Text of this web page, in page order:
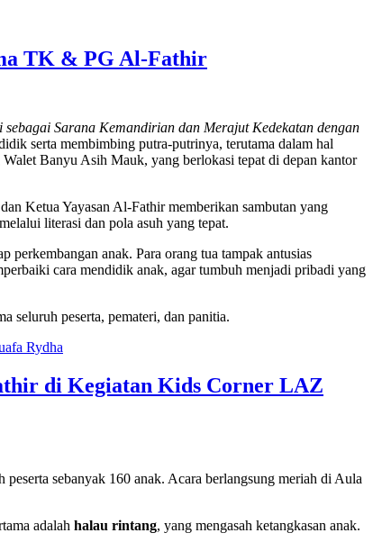
TK & PG Al-Fathir
sebagai Sarana Kemandirian dan Merajut Kedekatan dengan
serta membimbing putra-putrinya, terutama dalam hal
Banyu Asih Mauk, yang berlokasi tepat di depan kantor
Ketua Yayasan Al-Fathir memberikan sambutan yang
literasi dan pola asuh yang tepat.
perkembangan anak. Para orang tua tampak antusias
cara mendidik anak, agar tumbuh menjadi pribadi yang
seluruh peserta, pemateri, dan panitia.
di Kegiatan Kids Corner LAZ
sebanyak 160 anak. Acara berlangsung meriah di Aula
adalah halau rintang, yang mengasah ketangkasan anak.